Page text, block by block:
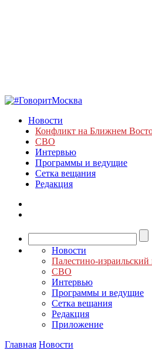
Новости
Конфликт на Ближнем
СВО
Интервью
Программы и ведущие
Сетка вещания
Редакция
Новости
Палестино-
СВО
Интервью
Программы и ведущие
Сетка вещания
Редакция
Приложение
Главная Новости